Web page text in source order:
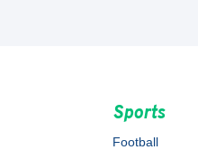
Sports
Football